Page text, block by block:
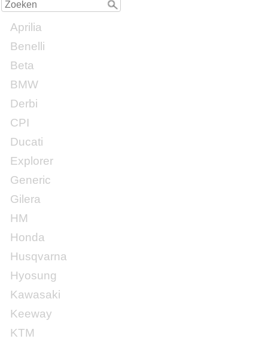
Aprilia
Benelli
Beta
BMW
Derbi
CPI
Ducati
Explorer
Generic
Gilera
HM
Honda
Husqvarna
Hyosung
Kawasaki
Keeway
KTM